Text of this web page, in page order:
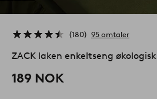
180 95 omtaler
ZACK laken enkeltseng økologisk
189 NOK